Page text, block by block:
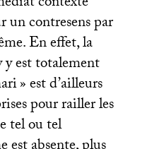
un contresens par
En effet, la
est totalement
» est d’ailleurs
pour railler les
tel ou tel